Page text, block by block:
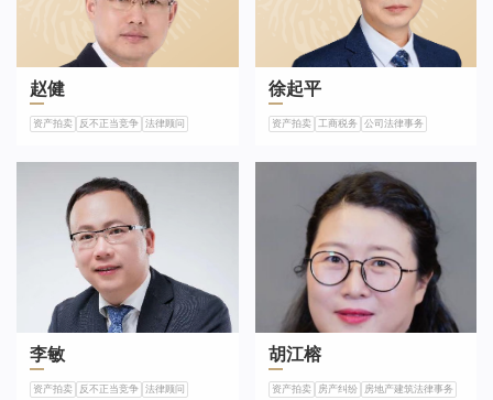
赵健
资产拍卖 反不正当竞争 法律顾问
徐起平
资产拍卖 工商税务 公司法律事务
李敏
资产拍卖 反不正当竞争 法律顾问
胡江榕
资产拍卖 房产纠纷 房地产建筑法律事务